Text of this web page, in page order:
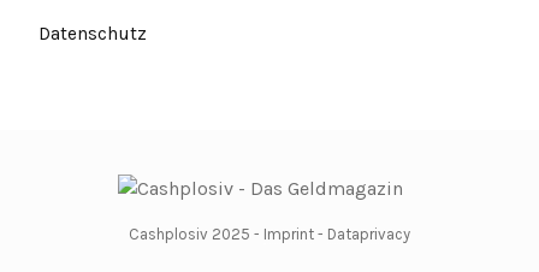
Datenschutz
Cashplosiv 2025 - Imprint - Dataprivacy